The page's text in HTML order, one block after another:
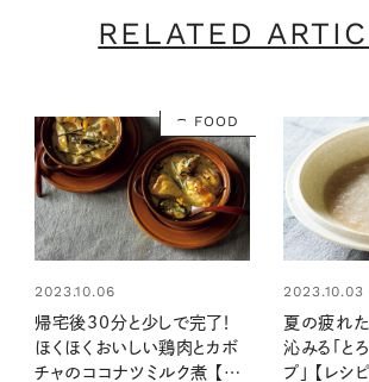
RELATED
FOOD
2023.10.06
帰宅後30分と少しで完了！
ほくほくおいしい鶏肉とカボ
チャのココナツミルク煮 【レ
2023.10.03
夏の疲れた
沁みる「と
プ」 【レシ